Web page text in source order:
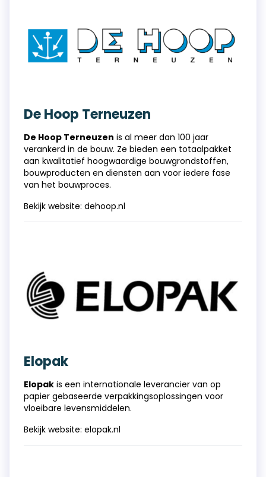
De Hoop Terneuzen
De Hoop Terneuzen is al meer dan 100 jaar
verankerd in de bouw. Ze bieden een totaalpakket
aan kwalitatief hoogwaardige bouwgrondstoffen,
bouwproducten en diensten aan voor iedere fase
van het bouwproces.
Bekijk website: dehoop.nl
Elopak
Elopak is een internationale leverancier van op
papier gebaseerde verpakkingsoplossingen voor
vloeibare levensmiddelen.
Bekijk website: elopak.nl